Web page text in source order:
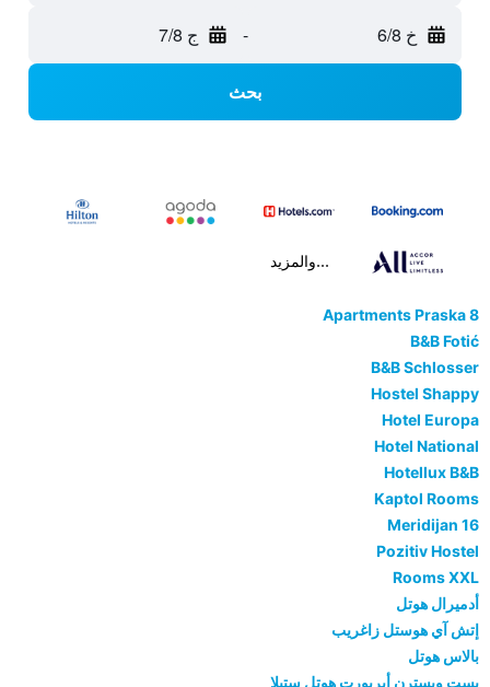
خ 6/8 - ج 7/8
بحث
...والمزيد
Apartments Praska 8
B&B Fotić
B&B Schlosser
Hostel Shappy
Hotel Europa
Hotel National
Hotellux B&B
Kaptol Rooms
Meridijan 16
Pozitiv Hostel
Rooms XXL
أدميرال هوتل
إتش آي هوستل زاغريب
بالاس هوتل
بست ويسترن أيربورت هوتل ستيلا